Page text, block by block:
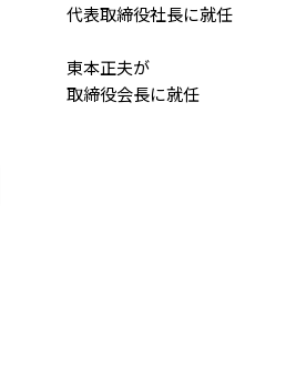
代表取締役社長に就任
東本正夫が
取締役会長に就任